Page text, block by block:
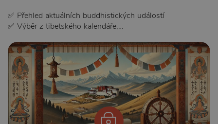
✅ Přehled aktuálních buddhistických událostí
✅ Výběr z tibetského kalendáře,…